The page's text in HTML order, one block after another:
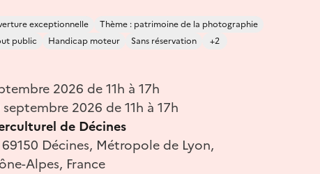
exceptionnelle
Thème : patrimoine de la photographie
public Handicap moteur Sans réservation +2
2026 de 11h à 17h
2026 de 11h à 17h
de Décines
69150 Décines, Métropole de Lyon,
Alpes, France